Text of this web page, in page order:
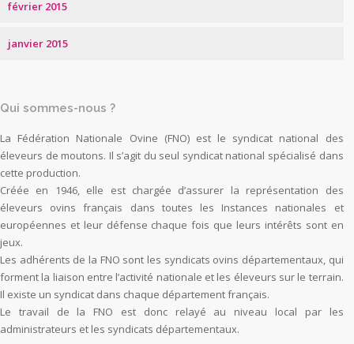
février 2015
janvier 2015
Qui sommes-nous ?
La Fédération Nationale Ovine (FNO) est le syndicat national des
éleveurs de moutons. Il s’agit du seul syndicat national spécialisé dans
cette production.
Créée en 1946, elle est chargée d’assurer la représentation des
éleveurs ovins français dans toutes les Instances nationales et
européennes et leur défense chaque fois que leurs intérêts sont en
jeux.
Les adhérents de la FNO sont les syndicats ovins départementaux, qui
forment la liaison entre l’activité nationale et les éleveurs sur le terrain.
Il existe un syndicat dans chaque département français.
Le travail de la FNO est donc relayé au niveau local par les
administrateurs et les syndicats départementaux.